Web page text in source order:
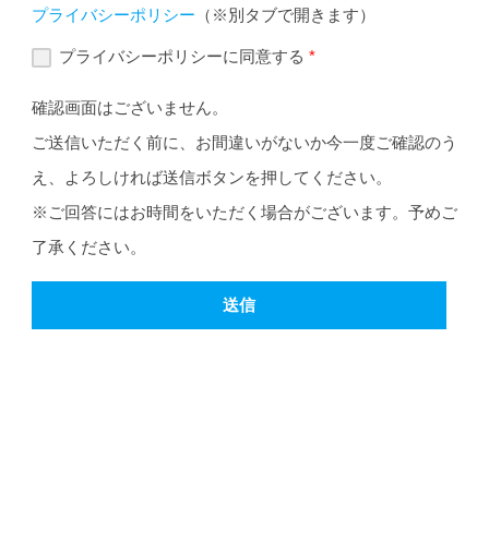
プライバシーポリシー （※別タブで開きます）
プライバシーポリシーに同意する *
確認画面はございません。
ご送信いただく前に、お間違いがないか今一度ご確認のう
え、よろしければ送信ボタンを押してください。
※ご回答にはお時間をいただく場合がございます。予めご
了承ください。